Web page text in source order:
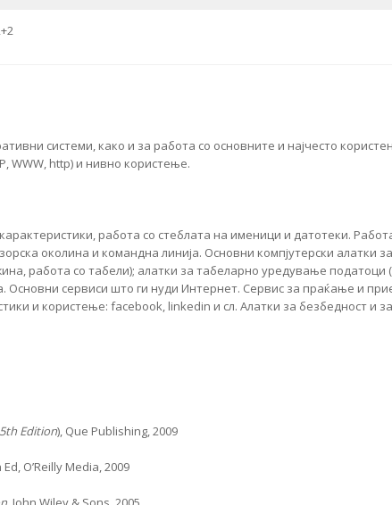
системи, како и за работа со основните и најчесто
WWW, http) и нивно користење.
работа со стеблата на именици и датотеки.
околина и командна линија. Основни компјутерски алатки
работа со табели); алатки за табеларно уредување податоци
сервиси што ги нуди Интернет. Сервис за праќање и
и користење: facebook, linkedin и сл. Алатки за безбедност и
5th Edition), Que Publishing, 2009
Ed, O’Reilly Media, 2009